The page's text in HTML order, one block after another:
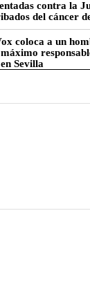
contra la
del cáncer
coloca a un
Sevilla